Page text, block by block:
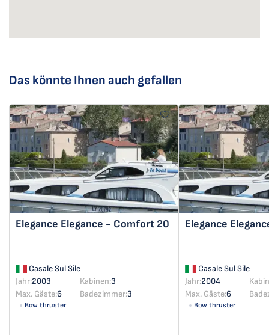
Das könnte Ihnen auch gefallen
Elegance Elegance - Comfort 20
Casale Sul Sile
Jahr:2003 Kabinen:3
Max. Gäste:6 Badezimmer:3
Bow thruster
Elegance
Casale Sul Sile
Jahr:2004
Max. Gäste:6
Bow thruster